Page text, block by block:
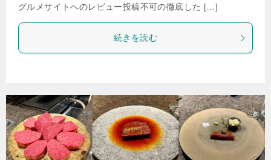
グルメサイトへのレビュー投稿不可の徹底した […]
続きを読む